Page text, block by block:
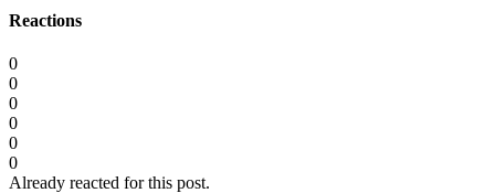
Reactions
0
0
0
0
0
0
Already reacted for this post.